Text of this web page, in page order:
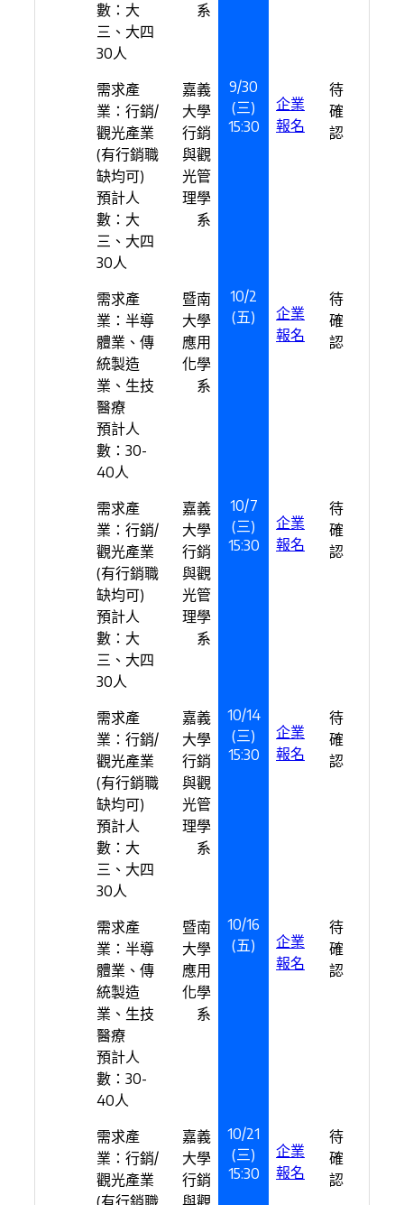
數：大
三、大四
30人
系
需求產
業：行銷/
觀光產業
(有行銷職
缺均可)
預計人
數：大
三、大四
30人
嘉義
大學
行銷
與觀
光管
理學
系
9/30
(三)
15:30
企業
報名
待
確
認
需求產
業：半導
體業、傳
統製造
業、生技
醫療
預計人
數：30-
40人
暨南
大學
應用
化學
系
10/2
(五)
企業
報名
待
確
認
需求產
業：行銷/
觀光產業
(有行銷職
缺均可)
預計人
數：大
三、大四
30人
嘉義
大學
行銷
與觀
光管
理學
系
10/7
(三)
15:30
企業
報名
待
確
認
需求產
業：行銷/
觀光產業
(有行銷職
缺均可)
預計人
數：大
三、大四
30人
嘉義
大學
行銷
與觀
光管
理學
系
10/14
(三)
15:30
企業
報名
待
確
認
需求產
業：半導
體業、傳
統製造
業、生技
醫療
預計人
數：30-
40人
暨南
大學
應用
化學
系
10/16
(五)
企業
報名
待
確
認
需求產
業：行銷/
觀光產業
嘉義
大學
行銷
10/21
(三)
15:30
企業
報名
待
確
認